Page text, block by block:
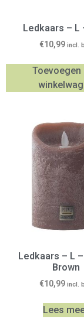
Ledkaars – L
€10,99 incl.
Toevoegen
Ledkaars – L
Brown
€10,99 incl.
Lees